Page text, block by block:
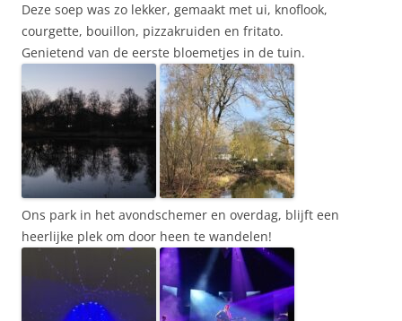
Deze soep was zo lekker, gemaakt met ui, knoflook,
courgette, bouillon, pizzakruiden en fritato.
Genietend van de eerste bloemetjes in de tuin.
Ons park in het avondschemer en overdag, blijft een
heerlijke plek om door heen te wandelen!